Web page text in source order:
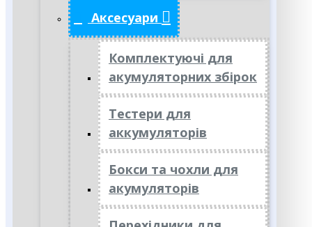
Аксесуари
Комплектуючі для
акумуляторних збірок
Тестери для
аккумуляторів
Бокси та чохли для
акумуляторів